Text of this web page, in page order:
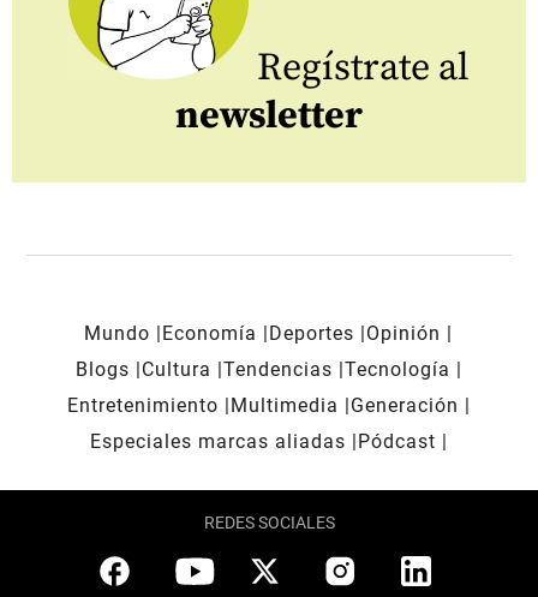
Regístrate al
newsletter
Mundo Economía Deportes
Opinión
Blogs
Cultura Tendencias Tecnología
Entretenimiento
Multimedia
Generación
Especiales marcas aliadas
Pódcast
REDES SOCIALES